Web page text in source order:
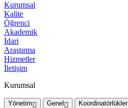
Kurumsal
Kalite
Öğrenci
Akademik
İdari
Araştırma
Hizmetler
İletişim
Kurumsal
Yönetim Genel Koordinatörlükler